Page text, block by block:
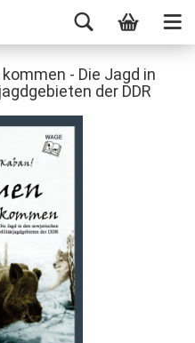
- Die Jagd in
der DDR